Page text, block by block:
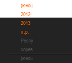
(юноши)
2012-
2013
гг.р.
Республиканские
соревнования
(юноши)